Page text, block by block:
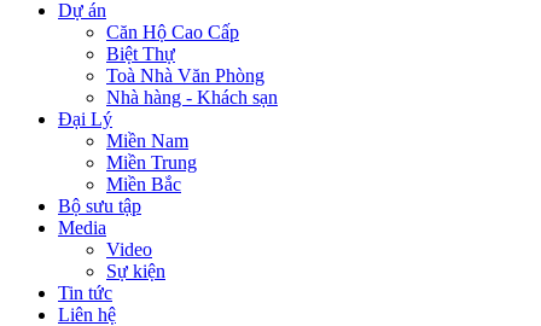
Dự án
Căn Hộ Cao Cấp
Biệt Thự
Toà Nhà Văn Phòng
Nhà hàng - Khách sạn
Đại Lý
Miền Nam
Miền Trung
Miền Bắc
Bộ sưu tập
Media
Video
Sự kiện
Tin tức
Liên hệ